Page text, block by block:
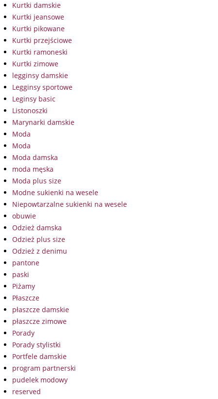
Kurtki damskie
Kurtki jeansowe
Kurtki pikowane
Kurtki przejściowe
Kurtki ramoneski
Kurtki zimowe
legginsy damskie
Legginsy sportowe
Leginsy basic
Listonoszki
Marynarki damskie
Moda
Moda
Moda damska
moda męska
Moda plus size
Modne sukienki na wesele
Niepowtarzalne sukienki na wesele
obuwie
Odzież damska
Odzież plus size
Odzież z denimu
pantone
paski
Piżamy
Płaszcze
płaszcze damskie
płaszcze zimowe
Porady
Porady stylistki
Portfele damskie
program partnerski
pudelek modowy
reserved